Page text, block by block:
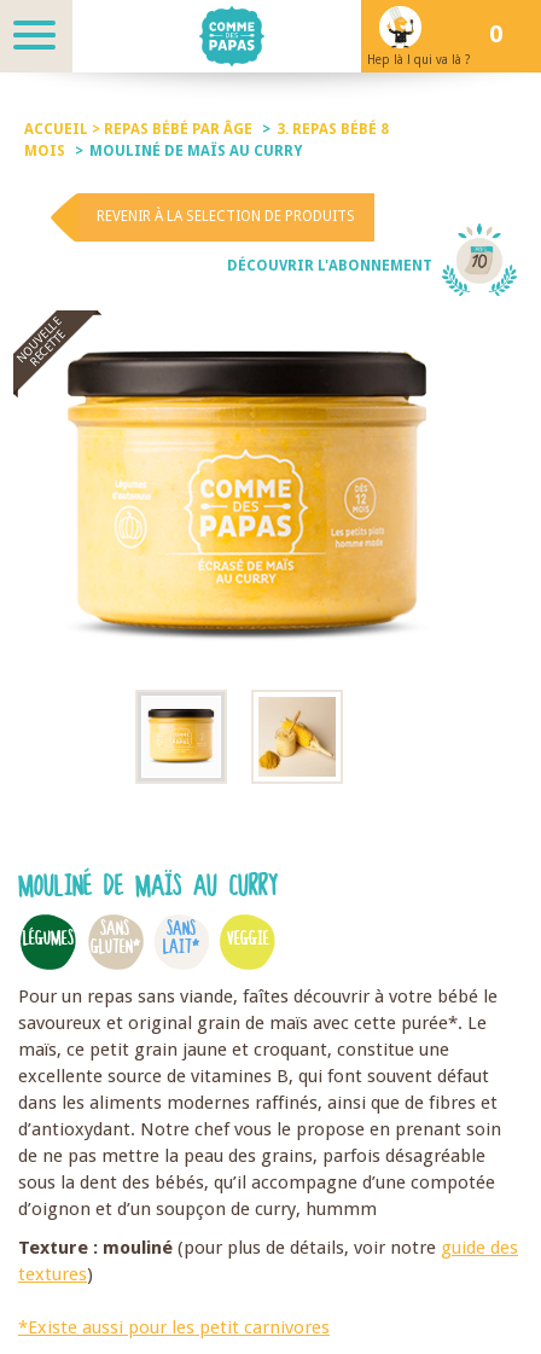
Hep là ! qui va là ?
0
ACCUEIL > REPAS BÉBÉ PAR ÂGE > 3. REPAS BÉBÉ 8
MOIS
> MOULINÉ DE MAÏS AU CURRY
REVENIR À LA SELECTION DE PRODUITS
DÉCOUVRIR L'ABONNEMENT
NOUVELLE
RECETTE
MOULINÉ DE MAÏS AU CURRY
LÉGUMES
SANS
GLUTEN*
SANS
LAIT*
VEGGIE
Pour un repas sans viande, faîtes découvrir à votre bébé le
savoureux et original grain de maïs avec cette purée*. Le
maïs, ce petit grain jaune et croquant, constitue une
excellente source de vitamines B, qui font souvent défaut
dans les aliments modernes raffinés, ainsi que de fibres et
d’antioxydant. Notre chef vous le propose en prenant soin
de ne pas mettre la peau des grains, parfois désagréable
sous la dent des bébés, qu’il accompagne d’une compotée
d’oignon et d’un soupçon de curry, hummm
Texture : mouliné (pour plus de détails, voir notre guide des
textures)
*Existe aussi pour les petit carnivores